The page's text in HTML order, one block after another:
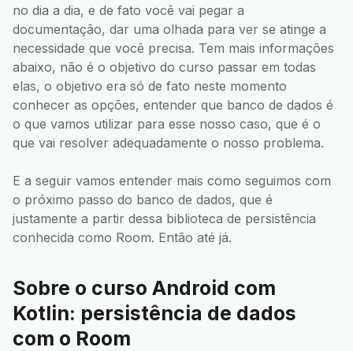
no dia a dia, e de fato você vai pegar a
documentação, dar uma olhada para ver se atinge a
necessidade que você precisa. Tem mais informações
abaixo, não é o objetivo do curso passar em todas
elas, o objetivo era só de fato neste momento
conhecer as opções, entender que banco de dados é
o que vamos utilizar para esse nosso caso, que é o
que vai resolver adequadamente o nosso problema.
E a seguir vamos entender mais como seguimos com
o próximo passo do banco de dados, que é
justamente a partir dessa biblioteca de persistência
conhecida como Room. Então até já.
Sobre o curso Android com
Kotlin: persistência de dados
com o Room